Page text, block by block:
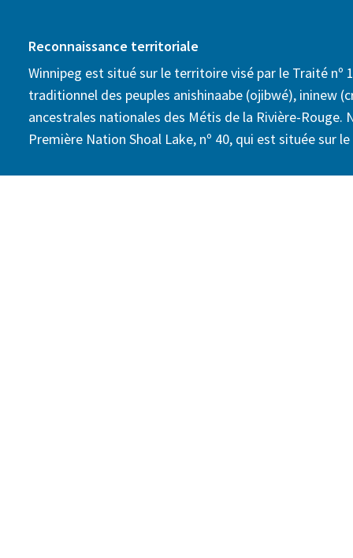
Reconnaissance territoriale
Winnipeg est situé sur le territoire visé par le Traité nº
traditionnel des peuples anishinaabe (ojibwé), ininew
ancestrales nationales des Métis de la Rivière-Rouge.
Première Nation Shoal Lake, nº 40, qui est située sur